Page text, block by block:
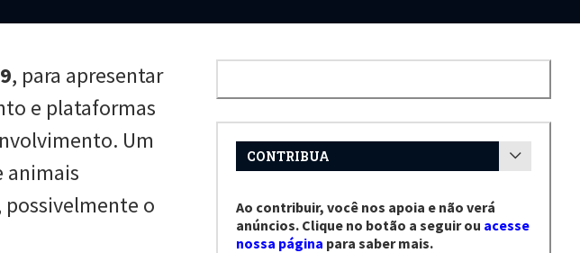
, para apresentar
e plataformas
Um
animais
possivelmente o
CONTRIBUA
Ao contribuir, você nos apoia e não verá
anúncios. Clique no botão a seguir ou acesse
nossa página para saber mais.